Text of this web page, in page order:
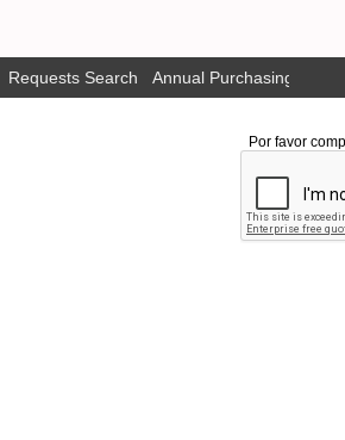
Requests Search Annual Purchasing Plan
Por favor